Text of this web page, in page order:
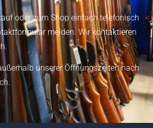
oder zum Shop einfach telefonisch
melden.Wir kontaktieren
unserer Öffnungszeiten nach